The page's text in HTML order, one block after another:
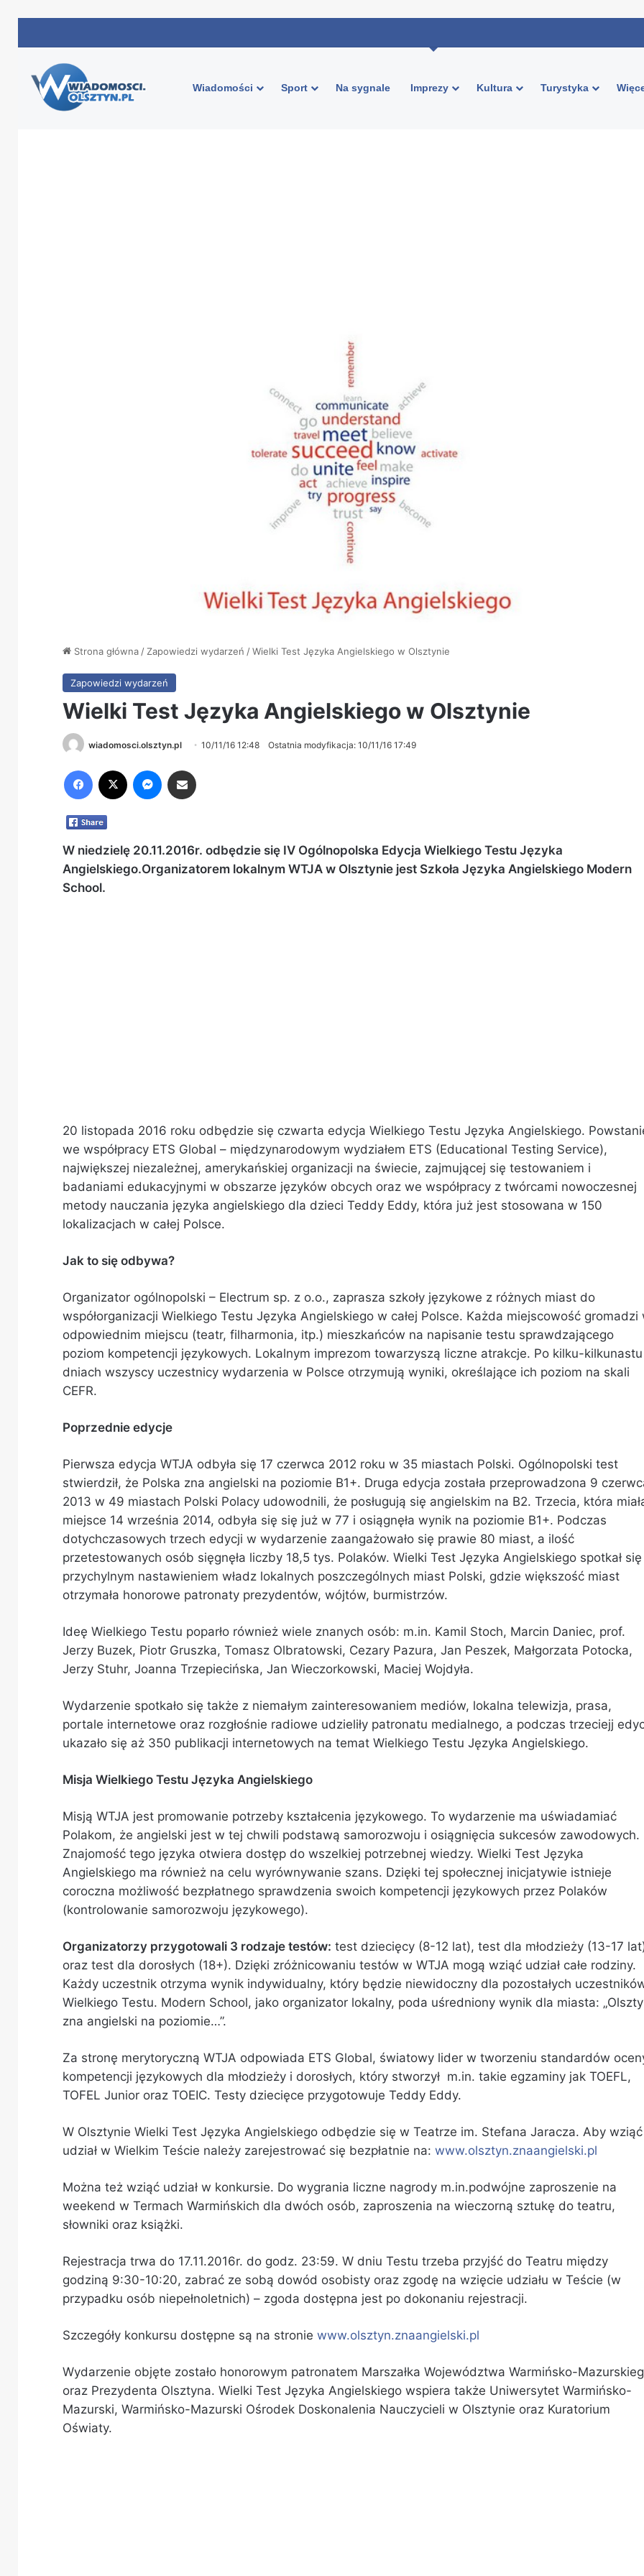
Wiadomości Sport Na sygnale Imprezy Kultura Turystyka
Strona główna / Zapowiedzi wydarzeń /Wielki Test Języka Angielskiego w Olsztynie
Zapowiedzi wydarzeń
Wielki Test Języka Angielskiego w Olsztynie
wiadomosci.olsztyn.pl 10/11/16 12:48 Ostatnia modyfikacja: 10/11/16 17:49
W niedzielę 20.11.2016r. odbędzie się IV Ogólnopolska Edycja Wielkiego Testu Języka
Angielskiego.Organizatorem lokalnym WTJA w Olsztynie jest Szkoła Języka Angielskiego Modern
School.
20 listopada 2016 roku odbędzie się czwarta edycja Wielkiego Testu Języka Angielskiego.
we współpracy ETS Global – międzynarodowym wydziałem ETS (Educational Testing Service),
największej niezależnej, amerykańskiej organizacji na świecie, zajmującej się testowaniem i
badaniami edukacyjnymi w obszarze języków obcych oraz we współpracy z twórcami nowoczesnej
metody nauczania języka angielskiego dla dzieci Teddy Eddy, która już jest stosowana w 150
lokalizacjach w całej Polsce.
Jak to się odbywa?
Organizator ogólnopolski – Electrum sp. z o.o., zaprasza szkoły językowe z różnych miast do
współorganizacji Wielkiego Testu Języka Angielskiego w całej Polsce. Każda miejscowość gromadzi
odpowiednim miejscu (teatr, filharmonia, itp.) mieszkańców na napisanie testu sprawdzającego
poziom kompetencji językowych. Lokalnym imprezom towarzyszą liczne atrakcje. Po kilku-kilkunastu
dniach wszyscy uczestnicy wydarzenia w Polsce otrzymują wyniki, określające ich poziom na skali
CEFR.
Poprzednie edycje
Pierwsza edycja WTJA odbyła się 17 czerwca 2012 roku w 35 miastach Polski. Ogólnopolski test
stwierdził, że Polska zna angielski na poziomie B1+. Druga edycja została przeprowadzona 9
2013 w 49 miastach Polski Polacy udowodnili, że posługują się angielskim na B2. Trzecia, która
miejsce 14 września 2014, odbyła się się już w 77 i osiągnęła wynik na poziomie B1+. Podczas
dotychczasowych trzech edycji w wydarzenie zaangażowało się prawie 80 miast, a ilość
przetestowanych osób sięgnęła liczby 18,5 tys. Polaków. Wielki Test Języka Angielskiego spotkał
przychylnym nastawieniem władz lokalnych poszczególnych miast Polski, gdzie większość miast
otrzymała honorowe patronaty prezydentów, wójtów, burmistrzów.
Ideę Wielkiego Testu poparło również wiele znanych osób: m.in. Kamil Stoch, Marcin Daniec, prof.
Jerzy Buzek, Piotr Gruszka, Tomasz Olbratowski, Cezary Pazura, Jan Peszek, Małgorzata Potocka,
Jerzy Stuhr, Joanna Trzepiecińska, Jan Wieczorkowski, Maciej Wojdyła.
Wydarzenie spotkało się także z niemałym zainteresowaniem mediów, lokalna telewizja, prasa,
portale internetowe oraz rozgłośnie radiowe udzieliły patronatu medialnego, a podczas trzeciejj
ukazało się aż 350 publikacji internetowych na temat Wielkiego Testu Języka Angielskiego.
Misja Wielkiego Testu Języka Angielskiego
Misją WTJA jest promowanie potrzeby kształcenia językowego. To wydarzenie ma uświadamiać
Polakom, że angielski jest w tej chwili podstawą samorozwoju i osiągnięcia sukcesów zawodowych.
Znajomość tego języka otwiera dostęp do wszelkiej potrzebnej wiedzy. Wielki Test Języka
Angielskiego ma również na celu wyrównywanie szans. Dzięki tej społecznej inicjatywie istnieje
coroczna możliwość bezpłatnego sprawdzenia swoich kompetencji językowych przez Polaków
(kontrolowanie samorozwoju językowego).
Organizatorzy przygotowali 3 rodzaje testów: test dziecięcy (8-12 lat), test dla młodzieży (13-17
oraz test dla dorosłych (18+). Dzięki zróżnicowaniu testów w WTJA mogą wziąć udział całe rodziny.
Każdy uczestnik otrzyma wynik indywidualny, który będzie niewidoczny dla pozostałych
Wielkiego Testu. Modern School, jako organizator lokalny, poda uśredniony wynik dla miasta:
zna angielski na poziomie…”.
Za stronę merytoryczną WTJA odpowiada ETS Global, światowy lider w tworzeniu standardów
kompetencji językowych dla młodzieży i dorosłych, który stworzył m.in. takie egzaminy jak TOEFL,
TOFEL Junior oraz TOEIC. Testy dziecięce przygotowuje Teddy Eddy.
W Olsztynie Wielki Test Języka Angielskiego odbędzie się w Teatrze im. Stefana Jaracza. Aby wziąć
udział w Wielkim Teście należy zarejestrować się bezpłatnie na: www.olsztyn.znaangielski.pl
Można też wziąć udział w konkursie. Do wygrania liczne nagrody m.in.podwójne zaproszenie na
weekend w Termach Warmińskich dla dwóch osób, zaproszenia na wieczorną sztukę do teatru,
słowniki oraz książki.
Rejestracja trwa do 17.11.2016r. do godz. 23:59. W dniu Testu trzeba przyjść do Teatru między
godziną 9:30-10:20, zabrać ze sobą dowód osobisty oraz zgodę na wzięcie udziału w Teście (w
przypadku osób niepełnoletnich) – zgoda dostępna jest po dokonaniu rejestracji.
Szczegóły konkursu dostępne są na stronie www.olsztyn.znaangielski.pl
Wydarzenie objęte zostało honorowym patronatem Marszałka Województwa Warmińsko-
oraz Prezydenta Olsztyna. Wielki Test Języka Angielskiego wspiera także Uniwersytet Warmińsko-
Mazurski, Warmińsko-Mazurski Ośrodek Doskonalenia Nauczycieli w Olsztynie oraz Kuratorium
Oświaty.